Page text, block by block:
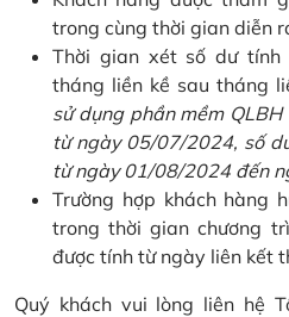
trong cùng thời gian diễn
Thời gian xét số dư
tháng liền kề sau tháng
sử dụng phần mềm
từ ngày 05/07/2024, số
từ ngày 01/08/2024 đến
Trường hợp khách hàng
trong thời gian chương
được tính từ ngày liên kết
Quý khách vui lòng liên hệ